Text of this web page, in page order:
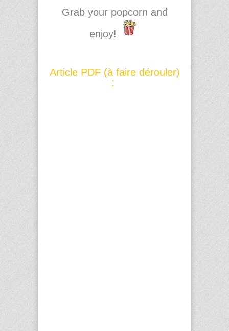
Grab your popcorn and
enjoy!
Article PDF (à faire dérouler)
: